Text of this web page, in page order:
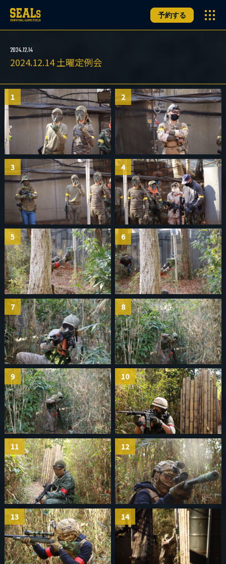
予約する
2024.12.14
2024.12.14 土曜定例会
1 2
3 4
5 6
7 8
9 10
11 12
13 14